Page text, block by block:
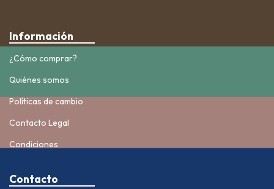
Información
¿Cómo comprar?
Quiénes somos
Políticas de cambio
Contacto Legal
Condiciones
Contacto